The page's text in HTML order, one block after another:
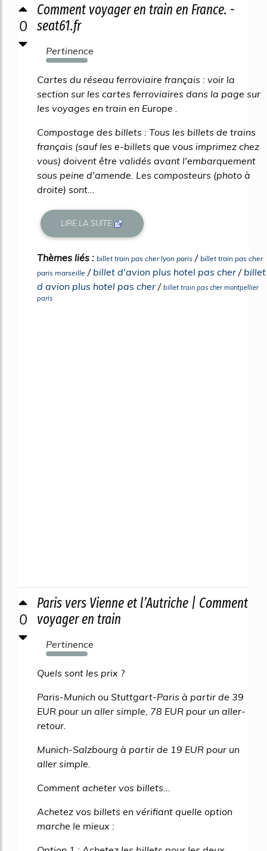
0
Comment voyager en train en France. -
seat61.fr
Pertinence
2218%
Cartes du réseau ferroviaire français : voir la
section sur les cartes ferroviaires dans la page sur
les voyages en train en Europe .
Compostage des billets : Tous les billets de trains
français (sauf les e-billets que vous imprimez chez
vous) doivent être validés avant l'embarquement
sous peine d'amende. Les composteurs (photo à
droite) sont...
LIRE LA SUITE
Thèmes liés : billet train pas cher lyon paris / billet train pas cher
paris marseille / billet d'avion plus hotel pas cher / billet
d avion plus hotel pas cher / billet train pas cher montpellier
paris
0
Paris vers Vienne et l’Autriche | Comment
voyager en train
Pertinence
1526%
Quels sont les prix ?
Paris-Munich ou Stuttgart-Paris à partir de 39
EUR pour un aller simple, 78 EUR pour un aller-
retour.
Munich-Salzbourg à partir de 19 EUR pour un
aller simple.
Comment acheter vos billets...
Achetez vos billets en vérifiant quelle option
marche le mieux :